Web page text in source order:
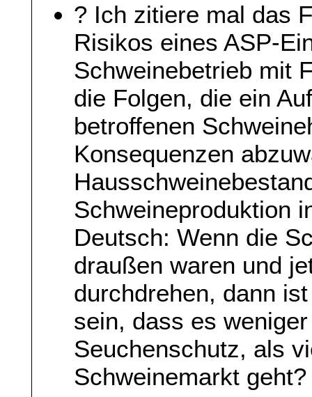
? Ich zitiere mal das
Risikos eines ASP-
Schweinebetrieb mit
die Folgen, die ein
betroffenen
Konsequenzen
Schweineproduktion
Deutsch: Wenn die
draußen waren und
durchdrehen, dann
sein, dass es
Seuchenschutz, als
Schweinemarkt geht?